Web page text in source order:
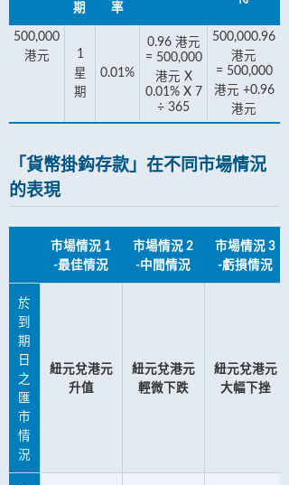
期
率
500,000
港元
1
星
期
0.01%
0.96 港元
= 500,000
港元 X
0.01% X 7
÷ 365
500,000.96
港元
= 500,000
港元 +0.96
港元
「貨幣掛鈎存款」在不同市場情況
的表現
市場情況 1
-最佳情況
市場情況 2
-中間情況
市場情況 3
-虧損情況
於
到
期
日
之
匯
市
情
況
紐元兌港元
升值
紐元兌港元
輕微下跌
紐元兌港元
大幅下挫